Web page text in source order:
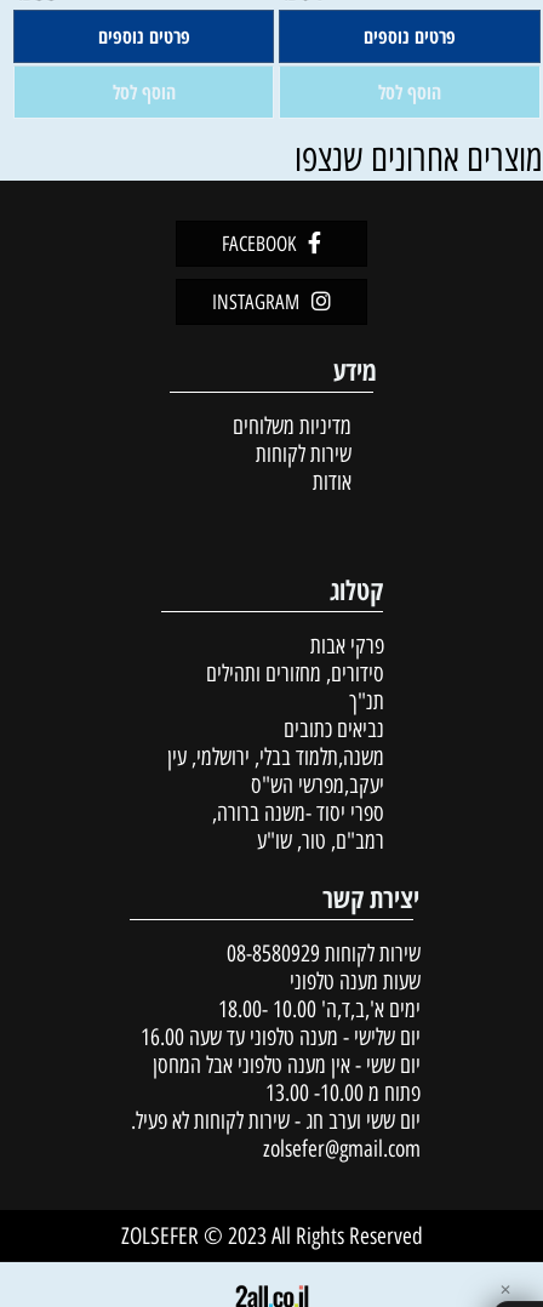
פרטים נוספים
הוסף לסל
פרטים נוספים
הוסף לסל
אחרונים שנצפו
FACEBOOK
INSTAGRAM
מידע
מדיניות משלוחים
שירות לקוחות
אודות
קטלוג
פרקי אבות
סידורים, מחזורים ותהילים
תנ"ך
נביאים כתובים
משנה,תלמוד בבלי, ירושלמי, עין
יעקב,מפרשי הש"ס
ספרי יסוד -משנה ברורה,
רמב"ם, טור, שו"ע
יצירת קשר
שירות לקוחות 08-8580929
שעות מענה טלפוני
ימים א',ב,ד,ה' 10.00 -18.00
יום שלישי - מענה טלפוני עד שעה 16.00
יום ששי - אין מענה טלפוני אבל המחסן
פתוח מ 10.00- 13.00
יום ששי וערב חג - שירות לקוחות לא פעיל.
zolsefer@gmail.com
ZOLSEFER © 2023 All Rights Reserved
✕